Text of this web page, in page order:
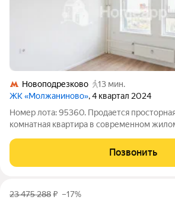
Новоподрезково
13 мин.
ЖК «Молжаниново», 4 квартал 2024
Номер лота: 95360. Продается
комнатная квартира в современном
из которых 33,42 м - жилая. Квартира
17-этажного дома,
Позвонить
23 475 288₽ –17%